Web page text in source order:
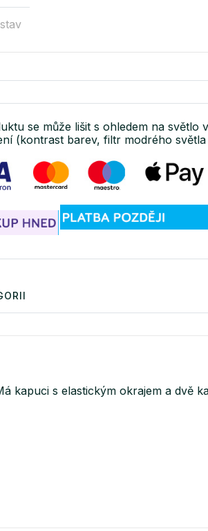
se může lišit s ohledem na světlo
(kontrast barev, filtr modrého světla
kapuci s elastickým okrajem a dvě